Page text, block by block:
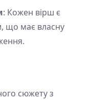
: Кожен вірш є
що має власну
сюжету з